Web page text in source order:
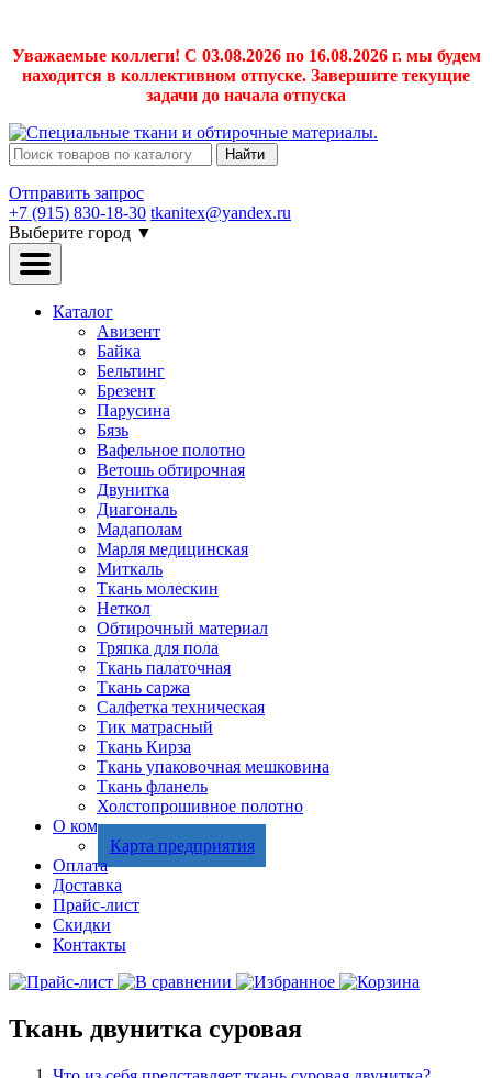
Уважаемые коллеги! С 03.08.2026 по 16.08.2026 г. мы будем
находится в коллективном отпуске. Завершите текущие
задачи до начала отпуска
Найти
Отправить запрос
+7 (915) 830-18-30 tkanitex@yandex.ru
Выберите город ▼
Каталог
Авизент
Байка
Бельтинг
Брезент
Парусина
Бязь
Вафельное полотно
Ветошь обтирочная
Двунитка
Диагональ
Мадаполам
Марля медицинская
Миткаль
Ткань молескин
Неткол
Обтирочный материал
Тряпка для пола
Ткань палаточная
Ткань саржа
Салфетка техническая
Тик матрасный
Ткань Кирза
Ткань упаковочная мешковина
Ткань фланель
Холстопрошивное полотно
О компании
Карта предприятия
Оплата
Доставка
Прайс-лист
Скидки
Контакты
Ткань двунитка суровая